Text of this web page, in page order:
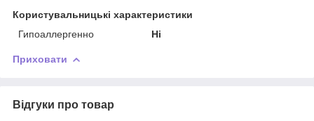
Користувальницькі характеристики
Гипоаллергенно
Ні
Приховати
Відгуки про товар